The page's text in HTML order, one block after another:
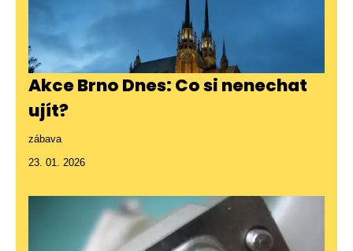
Akce Brno Dnes: Co si nenechat
ujít?
zábava
23. 01. 2026